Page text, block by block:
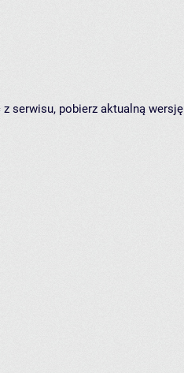
serwisu, pobierz aktualną wersję